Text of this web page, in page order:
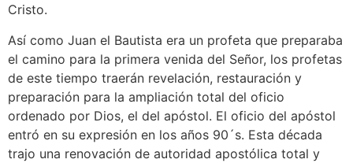
Cristo.
Así como Juan el Bautista era un profeta que preparaba
el camino para la primera venida del Señor, los profetas
de este tiempo traerán revelación, restauración y
preparación para la ampliación total del oficio
ordenado por Dios, el del apóstol. El oficio del apóstol
entró en su expresión en los años 90´s. Esta década
trajo una renovación de autoridad apostólica total y